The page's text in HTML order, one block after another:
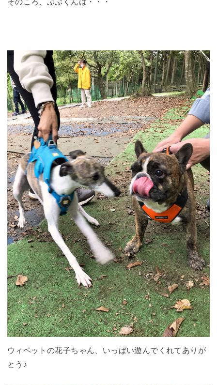
ウィペットの花子ちゃん、いっぱい遊んでくれてありが
とう♪